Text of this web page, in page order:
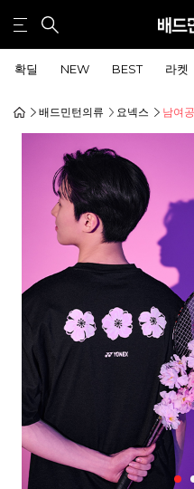
확딜 NEW BEST 라켓
배드민턴의류 요넥스 남여